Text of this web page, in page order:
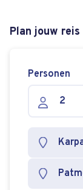
Plan jouw reis
Personen